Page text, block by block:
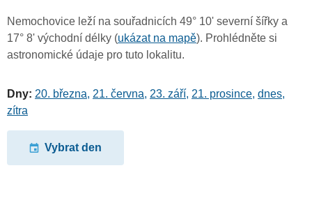
Nemochovice leží na souřadnicích 49° 10' severní šířky a
17° 8' východní délky (ukázat na mapě). Prohlédněte si
astronomické údaje pro tuto lokalitu.
Dny: 20. března, 21. června, 23. září, 21. prosince, dnes,
zítra
Vybrat den